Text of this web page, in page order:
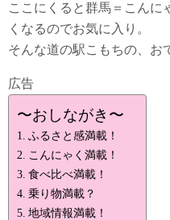
ここにくると群馬＝こんに
くなるのでお気に入り。
そんな道の駅こもちの、お
広告
〜おしながき〜
ふるさと感満載！
こんにゃく満載！
食べ比べ満載！
乗り物満載？
地域情報満載！